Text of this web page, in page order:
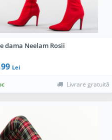
dama Neelam Rosii
Lei
Livrare gratuită